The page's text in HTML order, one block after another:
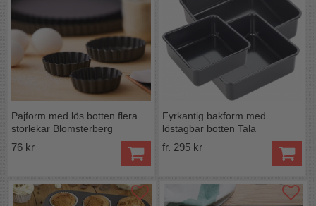
Pajform med lös botten flera
storlekar Blomsterberg
76 kr
Fyrkantig bakform med
löstagbar botten Tala
fr. 295 kr